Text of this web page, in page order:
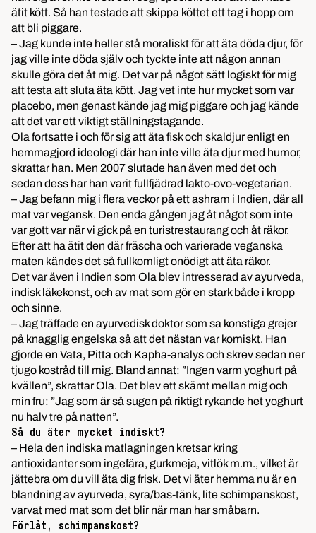
ätit kött. Så han testade att skippa köttet ett tag i hopp om
att bli piggare.
– Jag kunde inte heller stå moraliskt för att äta döda djur, för
jag ville inte döda själv och tyckte inte att någon annan
skulle göra det åt mig. Det var på något sätt logiskt för mig
att testa att sluta äta kött. Jag vet inte hur mycket som var
placebo, men genast kände jag mig piggare och jag kände
att det var ett viktigt ställningstagande.
Ola fortsatte i och för sig att äta fisk och skaldjur enligt en
hemmagjord ideologi där han inte ville äta djur med humor,
skrattar han. Men 2007 slutade han även med det och
sedan dess har han varit fullfjädrad lakto-ovo-vegetarian.
– Jag befann mig i flera veckor på ett ashram i Indien, där all
mat var vegansk. Den enda gången jag åt något som inte
var gott var när vi gick på en turistrestaurang och åt räkor.
Efter att ha ätit den där fräscha och varierade veganska
maten kändes det så fullkomligt onödigt att äta räkor.
Det var även i Indien som Ola blev intresserad av ayurveda,
indisk läkekonst, och av mat som gör en stark både i kropp
och sinne.
– Jag träffade en ayurvedisk doktor som sa konstiga grejer
på knagglig engelska så att det nästan var komiskt. Han
gjorde en Vata, Pitta och Kapha-analys och skrev sedan ner
tjugo kostråd till mig. Bland annat: ”Ingen varm yoghurt på
kvällen”, skrattar Ola. Det blev ett skämt mellan mig och
min fru: ”Jag som är så sugen på riktigt rykande het yoghurt
nu halv tre på natten”.
Så du äter mycket indiskt?
– Hela den indiska matlagningen kretsar kring
antioxidanter som ingefära, gurkmeja, vitlök m.m., vilket är
jättebra om du vill äta dig frisk. Det vi äter hemma nu är en
blandning av ayurveda, syra/bas-tänk, lite schimpanskost,
varvat med mat som det blir när man har småbarn.
Förlåt, schimpanskost?